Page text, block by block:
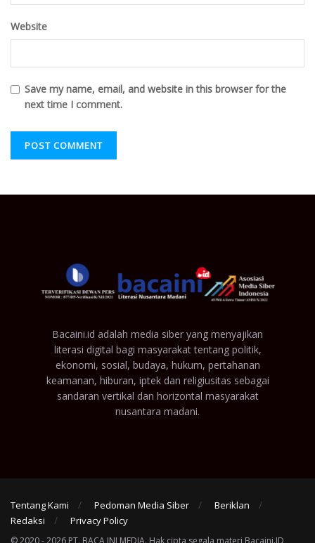
Website
Save my name, email, and website in this browser for the
next time I comment.
Bacaini.id adalah media siber yang menyajikan
literasi digital bagi masyarakat tentang politik,
ekonomi, sosial, budaya, hukum, pertahanan
keamanan, hiburan, iptek dan religiusitas sebagai
sandaran vertikal dan horizontal masyarakat
nusantara madani.
Tentang Kami Pedoman Media Siber
Beriklan
Redaksi
Privacy Policy
© 2020 - 2026 PT. BACA INI MEDIA. Hak cipta segala materi Bacaini.ID